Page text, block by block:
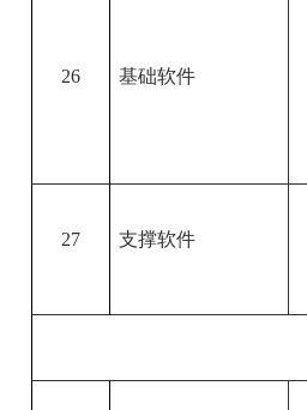
26 基础软件
27 支撑软件